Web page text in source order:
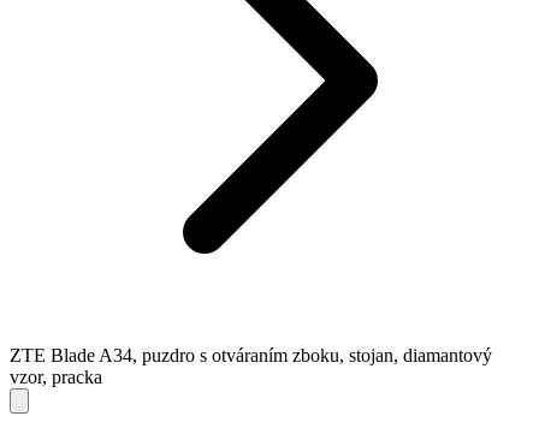
ZTE Blade A34, puzdro s otváraním zboku, stojan, diamantový
vzor, pracka